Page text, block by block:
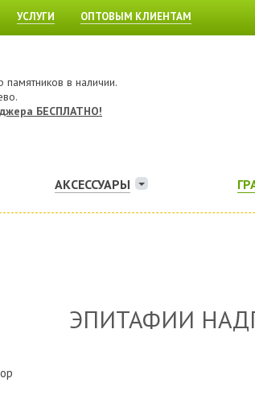
УСЛУГИ ОПТОВЫМ КЛИЕНТАМ
в наличии.
БЕСПЛАТНО!
АКСЕССУАРЫ
ЭПИТАФИИ